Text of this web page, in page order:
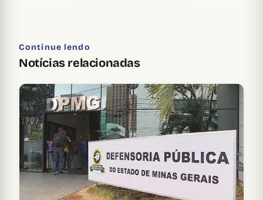
Continue lendo
Notícias relacionadas